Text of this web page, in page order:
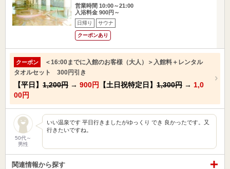
営業時間 10:00～21:00
入浴料金 900円～
日帰り サウナ
クーポンあり
クーポン
＜16:00までに入館のお客様（大人）＞入館料＋レンタル
タオルセット 300円引き
【平日】 1,200円 → 900円 【土日祝特定日】 1,300円 → 1,0
00円
50代～
男性
いい温泉です 平日行きましたがゆっくり でき 良かったです。又
行きたいですね。
関連情報から探す